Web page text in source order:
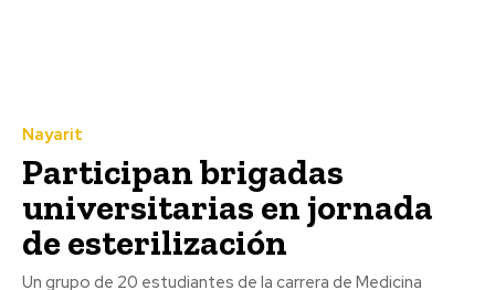
Nayarit
Participan brigadas
universitarias en jornada
de esterilización
Un grupo de 20 estudiantes de la carrera de Medicina